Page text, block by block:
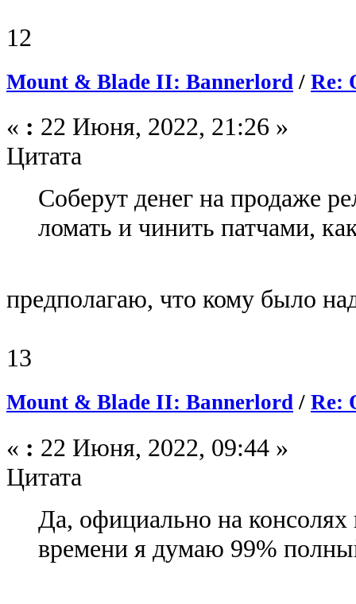
12
Mount & Blade II: Bannerlord / Re:
« : 22 Июня, 2022, 21:26 »
Цитата
Соберут денег на продаже
ломать и чинить патчами,
предполагаю, что кому было
13
Mount & Blade II: Bannerlord / Re:
« : 22 Июня, 2022, 09:44 »
Цитата
Да, официально на
времени я думаю 99%